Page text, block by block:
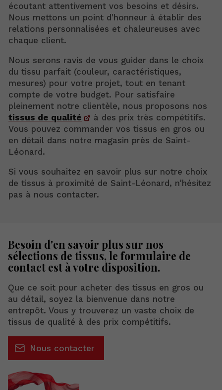
écoutant attentivement vos besoins et désirs.
Nous mettons un point d'honneur à établir des
relations personnalisées et chaleureuses avec
chaque client.
Nous serons ravis de vous guider dans le choix
du tissu parfait (couleur, caractéristiques,
mesures) pour votre projet, tout en tenant
compte de votre budget. Pour satisfaire
pleinement notre clientèle, nous proposons nos
tissus de qualité
à des prix très compétitifs.
Vous pouvez commander vos tissus en gros ou
en détail dans notre magasin près de Saint-
Léonard.
Si vous souhaitez en savoir plus sur notre choix
de tissus à proximité de Saint-Léonard, n'hésitez
pas à nous contacter.
Besoin d'en savoir plus sur nos
sélections de tissus, le formulaire de
contact est à votre disposition.
Que ce soit pour acheter des tissus en gros ou
au détail, soyez la bienvenue dans notre
entrepôt. Vous y trouverez un vaste choix de
tissus de qualité à des prix compétitifs.
Nous contacter